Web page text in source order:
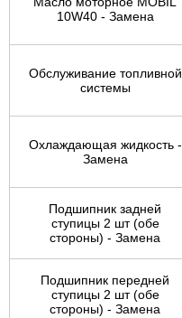
10W40 - Замена
Обслуживание топливной
системы
Охлаждающая жидкость -
Замена
Подшипник задней
ступицы 2 шт (обе
стороны) - Замена
Подшипник передней
ступицы 2 шт (обе
стороны) - Замена